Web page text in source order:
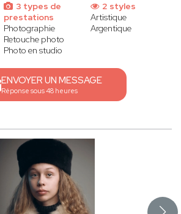
3 types de
prestations
Photographie
Retouche photo
Photo en studio
2 styles
Artistique
Argentique
ENVOYER UN MESSAGE
Réponse sous 48 heures